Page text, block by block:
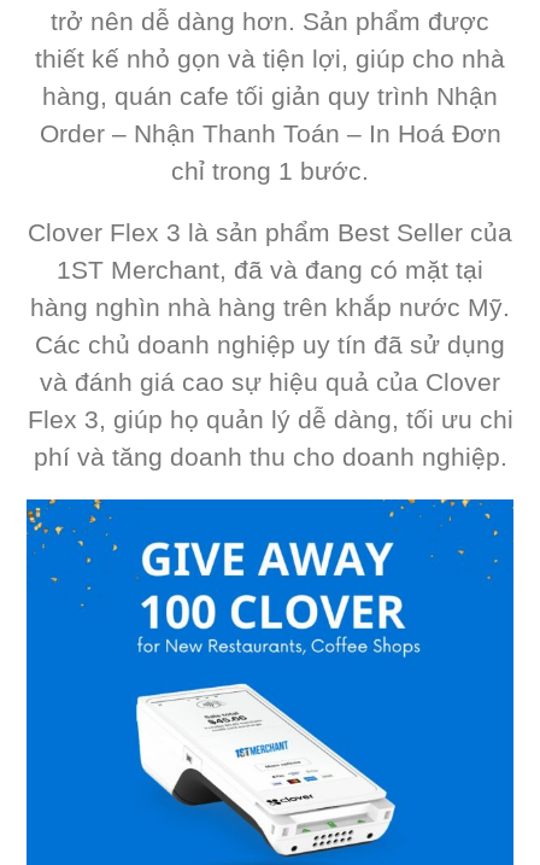
trở nên dễ dàng hơn. Sản phẩm được
thiết kế nhỏ gọn và tiện lợi, giúp cho nhà
hàng, quán cafe tối giản quy trình Nhận
Order – Nhận Thanh Toán – In Hoá Đơn
chỉ trong 1 bước.
Clover Flex 3 là sản phẩm Best Seller của
1ST Merchant, đã và đang có mặt tại
hàng nghìn nhà hàng trên khắp nước Mỹ.
Các chủ doanh nghiệp uy tín đã sử dụng
và đánh giá cao sự hiệu quả của Clover
Flex 3, giúp họ quản lý dễ dàng, tối ưu chi
phí và tăng doanh thu cho doanh nghiệp.